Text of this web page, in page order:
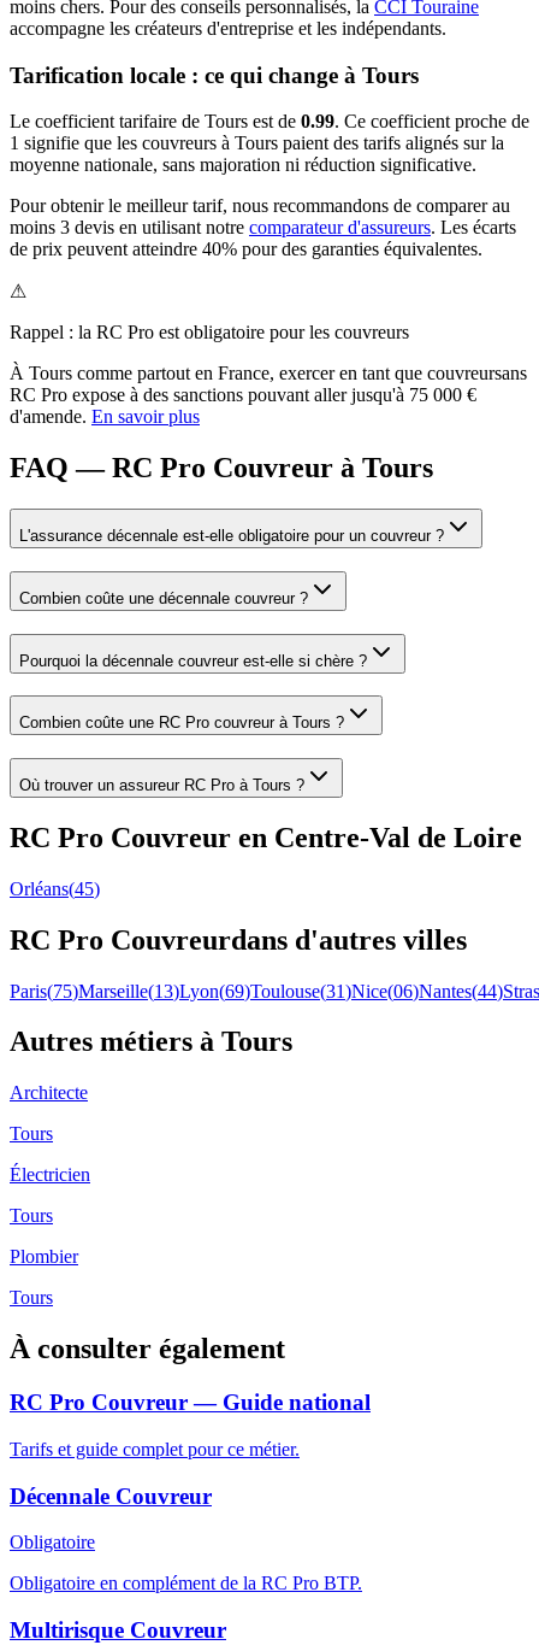
moins chers. Pour des conseils personnalisés, la CCI Touraine
accompagne les créateurs d'entreprise et les indépendants.
Tarification locale : ce qui change à Tours
Le coefficient tarifaire de Tours est de 0.99. Ce coefficient proche de
1 signifie que les couvreurs à Tours paient des tarifs alignés sur la
moyenne nationale, sans majoration ni réduction significative.
Pour obtenir le meilleur tarif, nous recommandons de comparer au
moins 3 devis en utilisant notre comparateur d'assureurs. Les écarts
de prix peuvent atteindre 40% pour des garanties équivalentes.
⚠
Rappel : la RC Pro est obligatoire pour les couvreurs
À Tours comme partout en France, exercer en tant que couvreursans
RC Pro expose à des sanctions pouvant aller jusqu'à 75 000 €
d'amende. En savoir plus
FAQ — RC Pro Couvreur à Tours
L'assurance décennale est-elle obligatoire pour un couvreur ?
Combien coûte une décennale couvreur ?
Pourquoi la décennale couvreur est-elle si chère ?
Combien coûte une RC Pro couvreur à Tours ?
Où trouver un assureur RC Pro à Tours ?
RC Pro Couvreur en Centre-Val de Loire
Orléans(45)
RC Pro Couvreurdans d'autres villes
Paris(75)Marseille(13)Lyon(69)Toulouse(31)Nice(06)Nantes(44)
Autres métiers à Tours
Architecte
Tours
Électricien
Tours
Plombier
Tours
À consulter également
RC Pro Couvreur — Guide national
Tarifs et guide complet pour ce métier.
Décennale Couvreur
Obligatoire
Obligatoire en complément de la RC Pro BTP.
Multirisque Couvreur